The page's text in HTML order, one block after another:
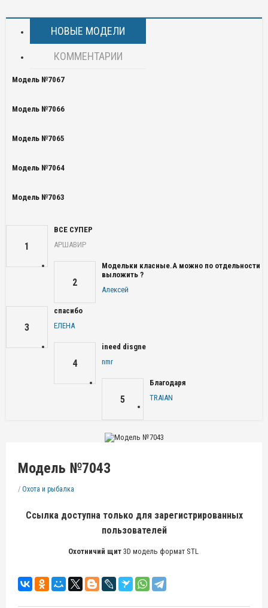
НОВЫЕ МОДЕЛИ
КОММЕНТАРИИ
Модель №7067
Модель №7066
Модель №7065
Модель №7064
Модель №7063
1
ВСЕ СУПЕР
АРШАВИР
2
Модельки класные.А можно по отдельности
выложить ?
Алексей
3
спасибо
ЕЛЕНА
4
ineed disgne
nmr
5
Благодаря
TRAIAN
Модель №7043
/ Охота и рыбалка
Ссылка доступна только для зарегистрированных
пользователей
Охотничий щит 3D модель формат STL